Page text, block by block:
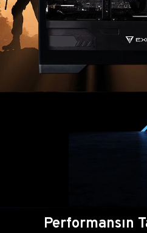
Performansın